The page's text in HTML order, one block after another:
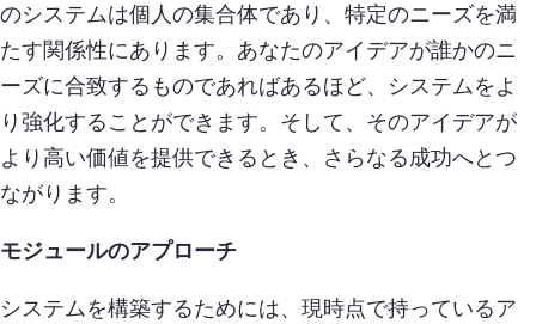
のシステムは個人の集合体であり、特定のニーズを満
たす関係性にあります。あなたのアイデアが誰かのニ
ーズに合致するものであればあるほど、システムをよ
り強化することができます。そして、そのアイデアが
より高い価値を提供できるとき、さらなる成功へとつ
ながります。
モジュールのアプローチ
システムを構築するためには、現時点で持っているア